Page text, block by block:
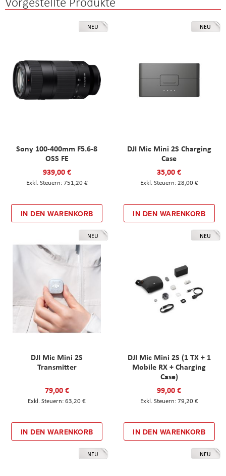
NEU
Sony 100-400mm F5.6-8
OSS FE
939,00 €
751,20 €
IN DEN WARENKORB
NEU
DJI Mic Mini 2S Charging
Case
35,00 €
28,00 €
IN DEN WARENKORB
NEU
DJI Mic Mini 2S
Transmitter
79,00 €
63,20 €
IN DEN WARENKORB
NEU
DJI Mic Mini 2S (1 TX + 1
Mobile RX + Charging
Case)
99,00 €
79,20 €
IN DEN WARENKORB
NEU NEU